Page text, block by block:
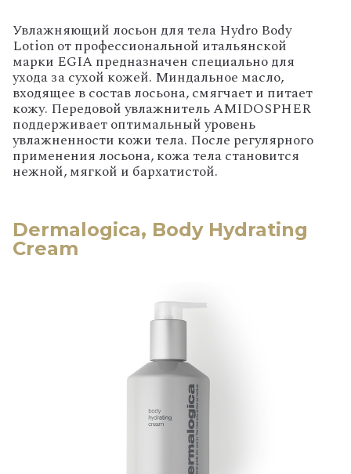
Увлажняющий лосьон для тела Hydro Body
Lotion от профессиональной итальянской
марки EGIA предназначен специально для
ухода за сухой кожей. Миндальное масло,
входящее в состав лосьона, смягчает и питает
кожу. Передовой увлажнитель AMIDOSPHER
поддерживает оптимальный уровень
увлажненности кожи тела. После регулярного
применения лосьона, кожа тела становится
нежной, мягкой и бархатистой.
Dermalogica, Body Hydrating
Cream